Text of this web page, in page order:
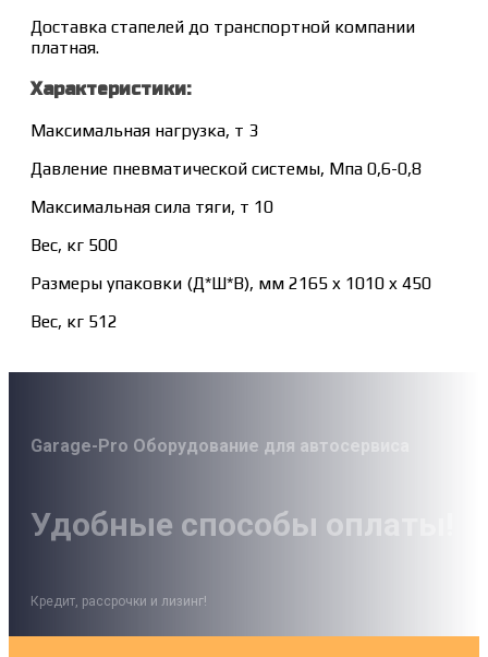
Доставка cтапелей до транспортной компании
платная.
Характеристики:
Максимальная нагрузка, т 3
Давление пневматической системы, Мпа 0,6-0,8
Максимальная сила тяги, т 10
Вес, кг 500
Размеры упаковки (Д*Ш*В), мм 2165 x 1010 x 450
Вес, кг 512
Garage-Pro Оборудование для автосервиса
Удобные способы оплаты!
Кредит, рассрочки и лизинг!